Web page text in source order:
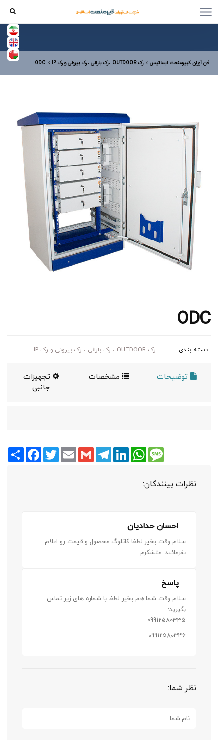
فن آوران کبیرصنعت ایساتیس رک OUTDOOR ، رک بارانی ، رک بیرونی و رک IP ODC
ODC
دسته بندی: رک OUTDOOR ، رک بارانی ، رک بیرونی و رک IP
توضیحات مشخصات
تجهیزات
جانبی
Share
FacebookTwitter Email Gmail
TelegramLinkedInWhatsAppMessage
نظرات بینندگان:
احسان حدادیان
سلام وقت بخیر لطفا کاتلوگ محصول و قیمت رو اعلام
بفرمائید. متشکرم
پاسخ
سلام وقت شما هم بخیر لطفا با شماره های زیر تماس
بگیرید:
09912580335
09912580336
نظر شما: